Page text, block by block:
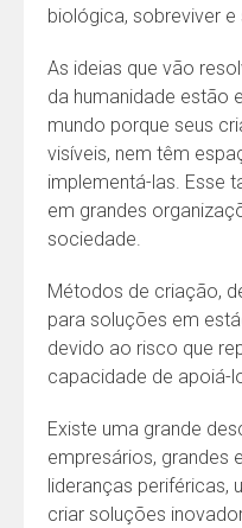
biológica, sobreviver e
As ideias que vão
da humanidade estão
mundo porque seus
visíveis, nem têm
implementá-las. Esse
em grandes
sociedade.
Métodos de criação,
para soluções em
devido ao risco que
capacidade de apoiá-
Existe uma grande
empresários, grandes
lideranças periféricas,
criar soluções